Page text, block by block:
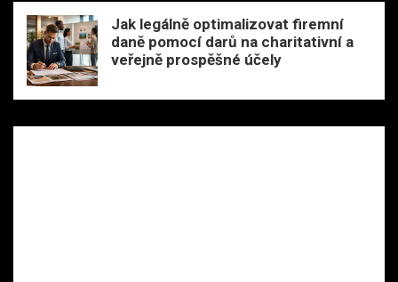
Jak legálně optimalizovat firemní
daně pomocí darů na charitativní a
veřejně prospěšné účely